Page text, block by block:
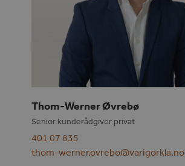
Thom-Werner Øvrebø
Senior kunderådgiver privat
401 07 835
thom-werner.ovrebo@varigorkla.no